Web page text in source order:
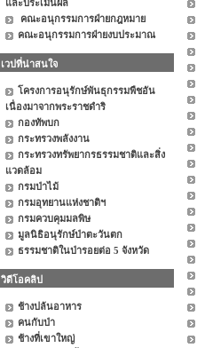
และประเมินผล
คณะอนุกรรมการฝ่ายกฎหมาย
คณะอนุกรรมการฝ่ายงบประมาณ
เวปที่น่าสนใจ
โครงการอนุรักษ์พันธุกรรมพืชอัน
เนื่องมาจากพระราชดำริ
กองทัพบก
กระทรวงพลังงาน
กระทรวงทรัพยากรธรรมชาติและสิ่ง
แวดล้อม
กรมป่าไม้
กรมอุทยานแห่งชาติฯ
กรมควบคุมมลพิษ
มูลนิธิอนุรักษ์ป่าตะวันตก
ธรรมชาติในป่ารอยต่อ 5 จังหวัด
วิดีโอคลิป
ช้างปล้นอาหาร
คนกับป่า
ช้างที่เขาใหญ่